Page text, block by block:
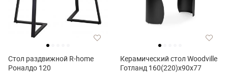
Стол раздвижной R-home
Роналдо 120
Керамический стол Woodville
Готланд 160(220)х90х77